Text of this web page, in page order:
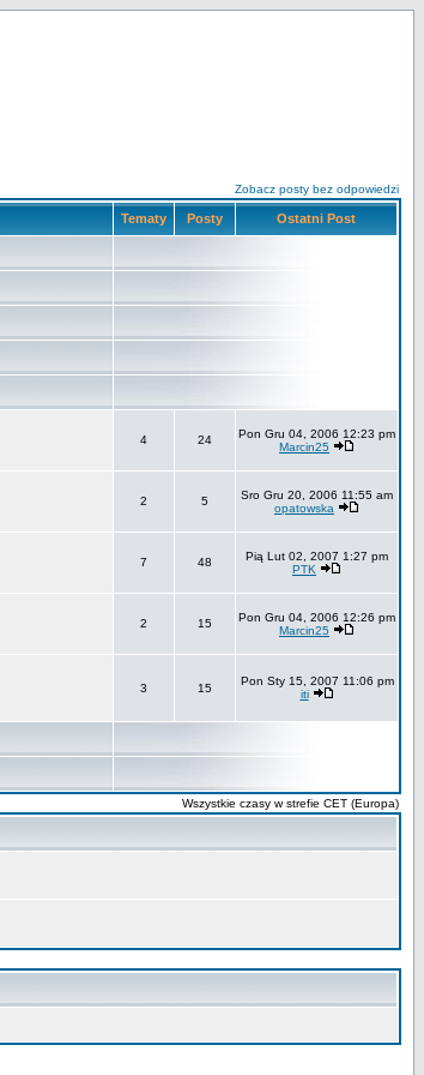
Zobacz posty bez odpowiedzi
Tematy Posty Ostatni Post
4 24
Pon Gru 04, 2006 12:23 pm
Marcin25
2 5
Sro Gru 20, 2006 11:55 am
opatowska
7 48
Pią Lut 02, 2007 1:27 pm
PTK
2 15
Pon Gru 04, 2006 12:26 pm
Marcin25
3 15
Pon Sty 15, 2007 11:06 pm
iti
Wszystkie czasy w strefie CET (Europa)